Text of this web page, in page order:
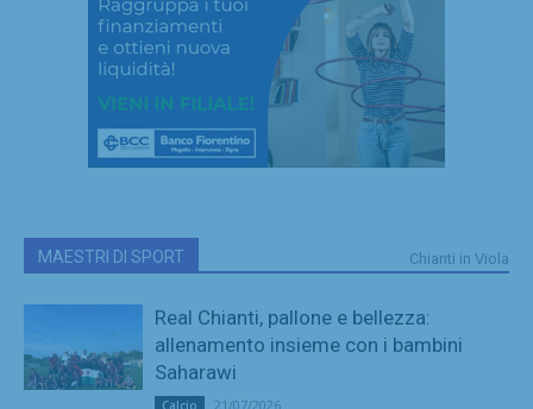
MAESTRI DI SPORT Chianti in Viola
Real Chianti, pallone e bellezza:
allenamento insieme con i bambini
Saharawi
Calcio 21/07/2026